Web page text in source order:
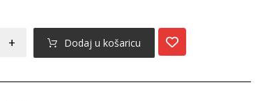
+ Dodaj u košaricu